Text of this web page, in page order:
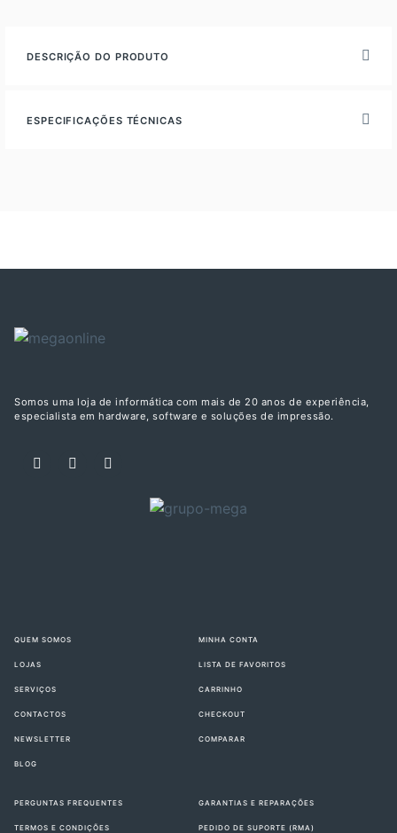
DESCRIÇÃO DO PRODUTO
ESPECIFICAÇÕES TÉCNICAS
Somos uma loja de informática com mais de 20 anos de experiência,
especialista em hardware, software e soluções de impressão.
QUEM SOMOS
LOJAS
SERVIÇOS
CONTACTOS
NEWSLETTER
BLOG
MINHA CONTA
LISTA DE FAVORITOS
CARRINHO
CHECKOUT
COMPARAR
PERGUNTAS FREQUENTES
TERMOS E CONDIÇÕES
GARANTIAS E REPARAÇÕES
PEDIDO DE SUPORTE (RMA)